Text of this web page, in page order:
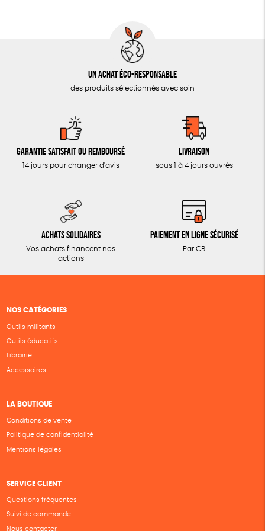
CUISINE / NUTRITION
ACCESSOIRES
Un achat éco-responsable
des produits sélectionnés avec soin
Garantie satisfait ou remboursé
14 jours pour changer d'avis
Livraison
sous 1 à 4 jours ouvrés
Achats solidaires
Vos achats financent nos
actions
Paiement en ligne sécurisé
Par CB
NOS CATÉGORIES
Outils militants
Outils éducatifs
Librairie
Accessoires
LA BOUTIQUE
Conditions de vente
Politique de confidentialité
Mentions légales
SERVICE CLIENT
Questions fréquentes
Suivi de commande
Nous contacter